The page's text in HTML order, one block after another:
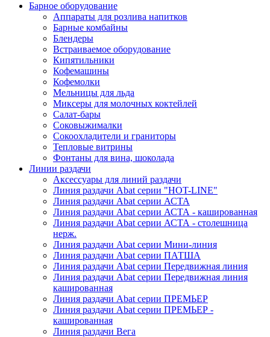
Барное оборудование
Аппараты для розлива напитков
Барные комбайны
Блендеры
Встраиваемое оборудование
Кипятильники
Кофемашины
Кофемолки
Мельницы для льда
Миксеры для молочных коктейлей
Салат-бары
Соковыжималки
Сокоохладители и граниторы
Тепловые витрины
Фонтаны для вина, шоколада
Линии раздачи
Аксессуары для линий раздачи
Линия раздачи Abat серии "HOT-LINE"
Линия раздачи Abat серии АСТА
Линия раздачи Abat серии АСТА - кашированная
Линия раздачи Abat серии АСТА - столешница
нерж.
Линия раздачи Abat серии Мини-линия
Линия раздачи Abat серии ПАТША
Линия раздачи Abat серии Передвижная линия
Линия раздачи Abat серии Передвижная линия
кашированная
Линия раздачи Abat серии ПРЕМЬЕР
Линия раздачи Abat серии ПРЕМЬЕР -
кашированная
Линия раздачи Вега